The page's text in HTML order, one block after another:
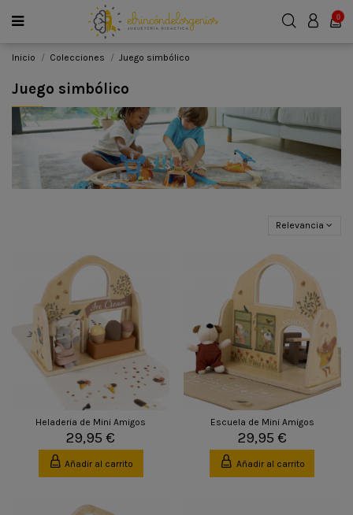
0
Inicio Colecciones Juego simbólico
Juego simbólico
Relevancia
Heladeria de Mini Amigos
29,95 €
Añadir al carrito
Escuela de Mini Amigos
29,95 €
Añadir al carrito